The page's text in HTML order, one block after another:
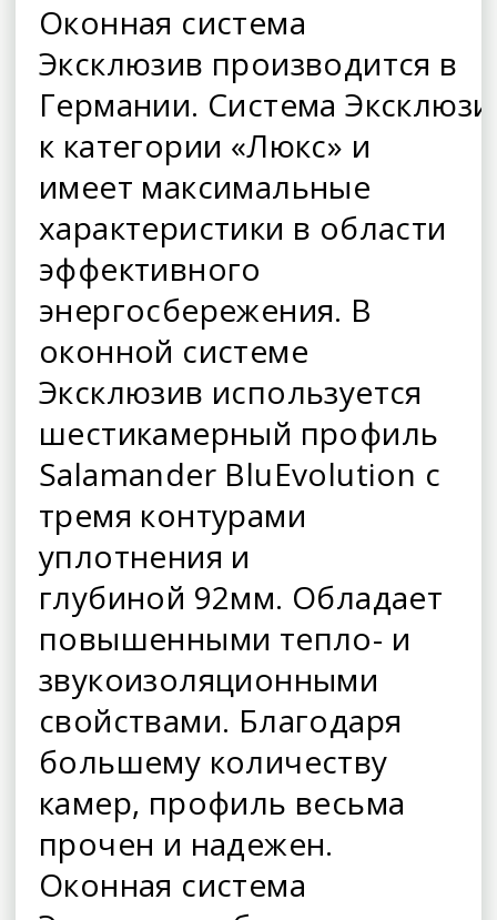
Оконная система
Эксклюзив производится в
Германии. Система
к категории «Люкс» и
имеет максимальные
характеристики в области
эффективного
энергосбережения. В
оконной системе
Эксклюзив используется
шестикамерный профиль
Salamander BluEvolution с
тремя контурами
уплотнения и
глубиной 92мм. Обладает
повышенными тепло- и
звукоизоляционными
свойствами. Благодаря
большему количеству
камер, профиль весьма
прочен и надежен.
Оконная система